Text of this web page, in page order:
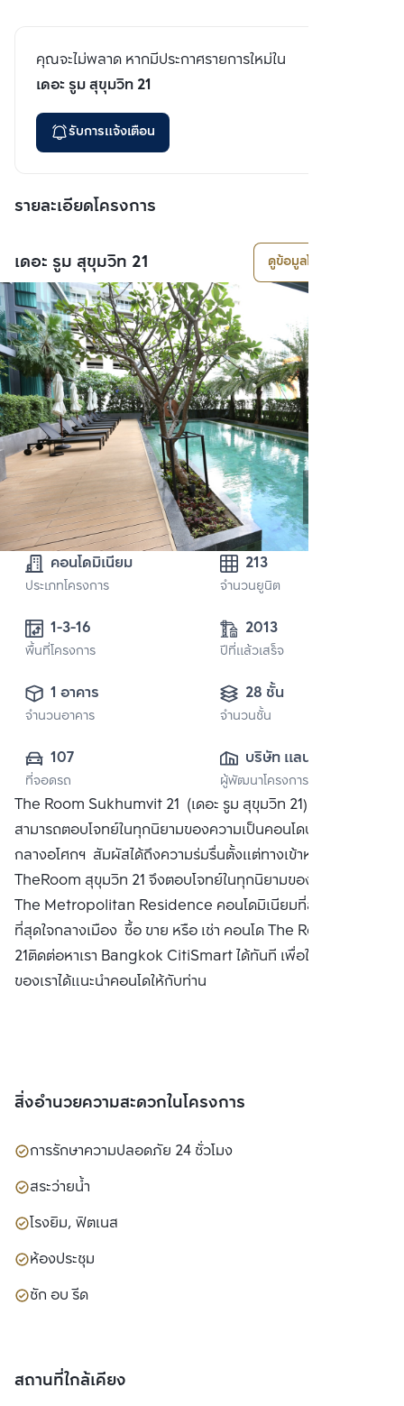
คุณจะไม่พลาด หากมีประกาศรายการใหม่ใน
เดอะ รูม สุขุมวิท 21
รับการแจ้งเตือน
รายละเอียดโครงการ
เดอะ รูม สุขุมวิท 21 ดูข้อมูลโครงการ
คอนโดมิเนียม
ประเภทโครงการ
213
จำนวนยูนิต
1-3-16
พื้นที่โครงการ
2013
ปีที่แล้วเสร็จ
1 อาคาร
จำนวนอาคาร
28 ชั้น
จำนวนชั้น
107
ที่จอดรถ
บริษัท แลนด์ แอนด์
เฮ้าส์ จำกัด
(มหาชน)
ผู้พัฒนาโครงการ
The Room Sukhumvit 21 (เดอะ รูม สุขุมวิท 21) คอนโดที่
สามารถตอบโจทย์ในทุกนิยามของความเป็นคอนโดบนทำเลใจ
กลางอโศกฯ สัมผัสได้ถึงความร่มรื่นตั้งแต่ทางเข้าหน้าโครงการ
TheRoom สุขุมวิท 21 จึงตอบโจทย์ในทุกนิยามของความเป็น
The Metropolitan Residence คอนโดมิเนียมที่สมบูรณ์แบบ
ที่สุดใจกลางเมือง ซื้อ ขาย หรือ เช่า คอนโด The Room สุขุมวิท
21ติดต่อหาเรา Bangkok CitiSmart ได้ทันที เพื่อให้ผู้เชี่ยวชาญ
ของเราได้แนะนำคอนโดให้กับท่าน
สิ่งอำนวยความสะดวกในโครงการ
การรักษาความปลอดภัย 24 ชั่วโมง
สระว่ายน้ำ
โรงยิม, ฟิตเนส
ห้องประชุม
ซัก อบ รีด
สถานที่ใกล้เคียง